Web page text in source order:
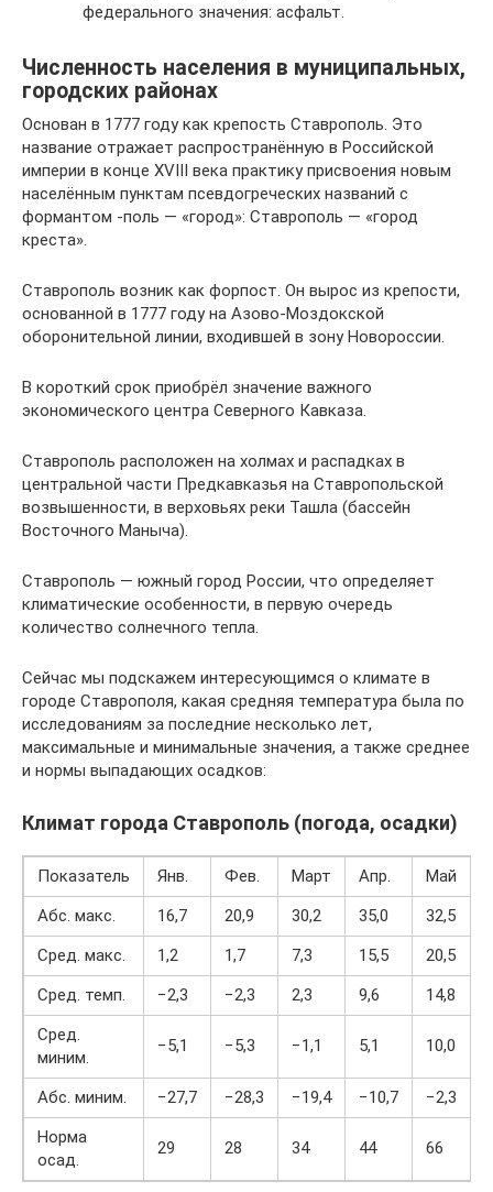
федерального значения: асфальт.
Численность населения в муниципальных,
городских районах
Основан в 1777 году как крепость Ставрополь. Это
название отражает распространённую в Российской
империи в конце XVIII века практику присвоения новым
населённым пунктам псевдогреческих названий с
формантом -поль — «город»: Ставрополь — «город
креста».
Ставрополь возник как форпост. Он вырос из крепости,
основанной в 1777 году на Азово-Моздокской
оборонительной линии, входившей в зону Новороссии.
В короткий срок приобрёл значение важного
экономического центра Северного Кавказа.
Ставрополь расположен на холмах и распадках в
центральной части Предкавказья на Ставропольской
возвышенности, в верховьях реки Ташла (бассейн
Восточного Маныча).
Ставрополь — южный город России, что определяет
климатические особенности, в первую очередь
количество солнечного тепла.
Сейчас мы подскажем интересующимся о климате в
городе Ставрополя, какая средняя температура была по
исследованиям за последние несколько лет,
максимальные и минимальные значения, а также среднее
и нормы выпадающих осадков:
Климат города Ставрополь (погода, осадки)
Показатель Янв. Фев. Март Апр. Май
Абс. макс.
16,7 20,9 30,2 35,0 32,5
Сред. макс.
1,2 1,7 7,3 15,5 20,5
Сред. темп.
−2,3 −2,3 2,3 9,6 14,8
Сред.
миним.
−5,1 −5,3 −1,1 5,1 10,0
Абс. миним. −27,7 −28,3 −19,4 −10,7 −2,3
Норма
осад.
29 28 34 44 66